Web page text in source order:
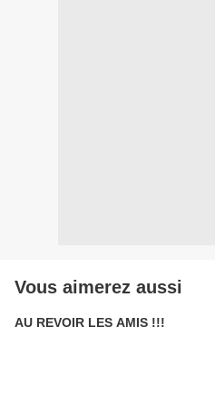
Vous aimerez aussi
AU REVOIR LES AMIS !!!